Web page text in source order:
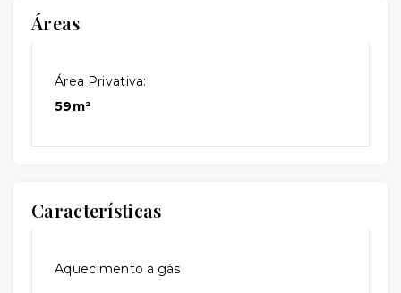
Áreas
Área Privativa:
59m²
Características
Aquecimento a gás